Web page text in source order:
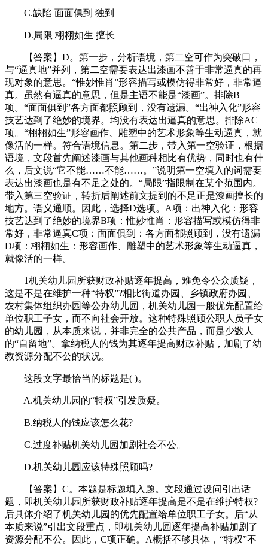
C.缺陷 面面俱到 独到
D.局限 栩栩如生 擅长
【答案】D。第一步，分析语境，第二空可作为突破口，
与“逼真地”并列，第二空需要表达出漆画不善于非常逼真的再
现对象的意思。“惟妙惟肖”形容描写或模仿得非常好，非常逼
真。虽然有逼真的意思，但是主语不能是“漆画”。排除B
项。“面面俱到”各方面都照顾到，没有遗漏。“出神入化”形容
技艺达到了绝妙的境界。均没有表达出逼真的意思。排除AC
项。“栩栩如生”形容画作、雕塑中的艺术形象等生动逼真，就
像活的一样。符合语境信息。第二步，带入第一空验证，根据
语境，文段首先阐述漆画与其他画种相比有优势，同时也有什
么，后文说“它不能……不能……。”说明第一空填入的词需要
表达出漆画也是有不足之处的。“局限”指限制在某个范围内。
带入第三空验证，转折后阐述前文提到的不足正是漆画擅长的
地方。语义通顺。因此，选择D选项。A项：出神入化：形容
技艺达到了绝妙的境界B项：惟妙惟肖：形容描写或模仿得非
常好，非常逼真C项：面面俱到：各方面都照顾到，没有遗漏
D项：栩栩如生：形容画作、雕塑中的艺术形象等生动逼真，
就像活的一样。
1机关幼儿园所获财政补贴逐年提高，难免令公众质疑，
这是不是在维护一种“特权”?相比街道办园、乡镇政府办园、
农村集体组织办园等公办幼儿园，机关幼儿园一般优先配置给
单位职工子女，而不向社会开放。这种特殊照顾公职人员子女
的幼儿园，从本质来说，并非完全的公共产品，而是少数人
的“自留地”。拿纳税人的钱为其逐年提高财政补贴，加剧了幼
教资源分配不公的状况。
这段文字最恰当的标题是( )。
A.机关幼儿园的“特权”引发质疑。
B.纳税人的钱应该怎么花?
C.过度补贴机关幼儿园加剧社会不公。
D.机关幼儿园应该特殊照顾吗?
【答案】C。本题是标题填入题。文段通过设问引出话
题，即机关幼儿园所获财政补贴逐年提高是不是在维护特权?
后具体介绍了机关幼儿园的优先配置给单位职工子女。后“从
本质来说”引出文段重点，即机关幼儿园逐年提高补贴加剧了
资源分配不公。因此，C项正确。A概括不够具体，“特权”不